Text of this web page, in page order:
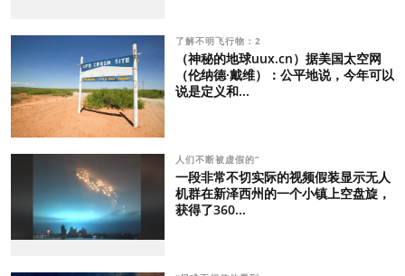
了解不明飞行物：2
（神秘的地球uux.cn）据美国太空网
（伦纳德·戴维）：公平地说，今年可以
说是定义和...
人们不断被虚假的“
一段非常不切实际的视频假装显示无人
机群在新泽西州的一个小镇上空盘旋，
获得了360...